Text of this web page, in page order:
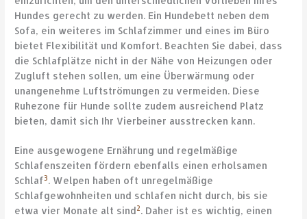
Hundes gerecht zu werden. Ein Hundebett neben dem
Sofa, ein weiteres im Schlafzimmer und eines im Büro
bietet Flexibilität und Komfort. Beachten Sie dabei, dass
die Schlafplätze nicht in der Nähe von Heizungen oder
Zugluft stehen sollen, um eine Überwärmung oder
unangenehme Luftströmungen zu vermeiden. Diese
Ruhezone für Hunde sollte zudem ausreichend Platz
bieten, damit sich Ihr Vierbeiner ausstrecken kann.
Eine ausgewogene Ernährung und regelmäßige
Schlafenszeiten fördern ebenfalls einen erholsamen
Schlaf3. Welpen haben oft unregelmäßige
Schlafgewohnheiten und schlafen nicht durch, bis sie
etwa vier Monate alt sind 2. Daher ist es wichtig, einen